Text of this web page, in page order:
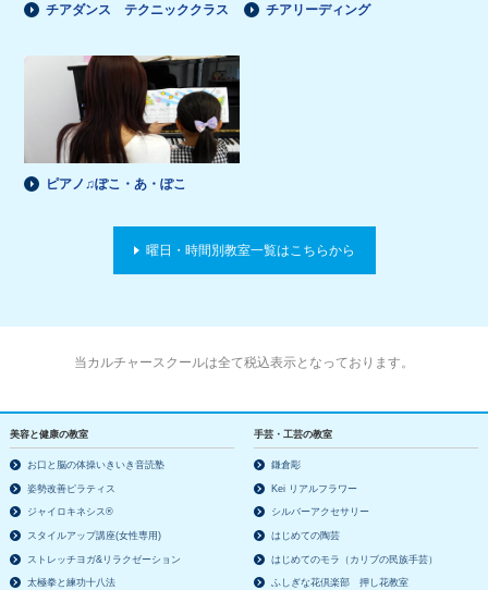
チアダンス テクニッククラス チアリーディング
ピアノ♫ぽこ・あ・ぽこ
曜日・時間別教室一覧はこちらから
当カルチャースクールは全て税込表示となっております。
美容と健康の教室
お口と脳の体操いきいき音読塾
姿勢改善ピラティス
ジャイロキネシス®
スタイルアップ講座(女性専用)
ストレッチヨガ&リラクゼーション
太極拳と練功十八法
手芸・工芸の教室
鎌倉彫
Kei リアルフラワー
シルバーアクセサリー
はじめての陶芸
はじめてのモラ（カリブの民族手芸）
ふしぎな花倶楽部 押し花教室